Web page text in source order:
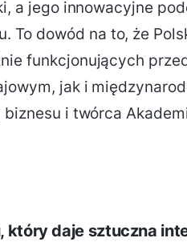
a jego innowacyjne
To dowód na to, że
funkcjonujących
jak i
i twórca
który daje sztuczna